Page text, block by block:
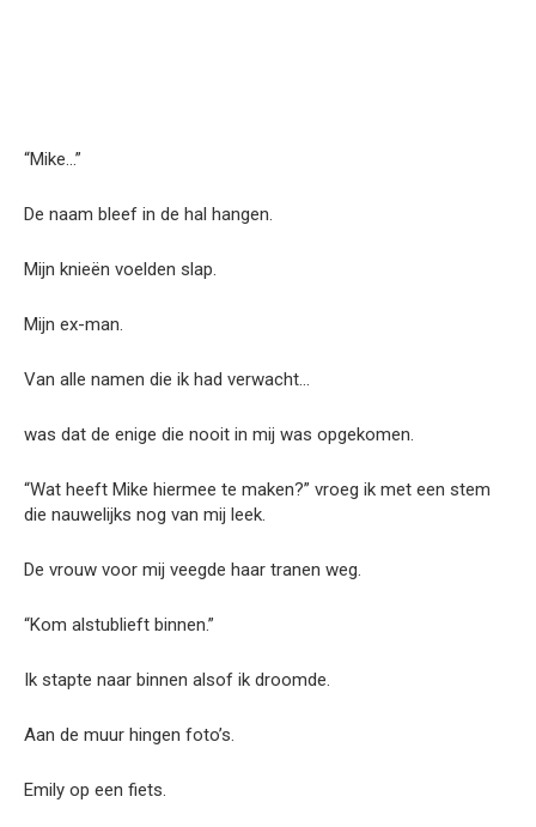
“Mike…”
De naam bleef in de hal hangen.
Mijn knieën voelden slap.
Mijn ex-man.
Van alle namen die ik had verwacht…
was dat de enige die nooit in mij was opgekomen.
“Wat heeft Mike hiermee te maken?” vroeg ik met een stem
die nauwelijks nog van mij leek.
De vrouw voor mij veegde haar tranen weg.
“Kom alstublieft binnen.”
Ik stapte naar binnen alsof ik droomde.
Aan de muur hingen foto’s.
Emily op een fiets.